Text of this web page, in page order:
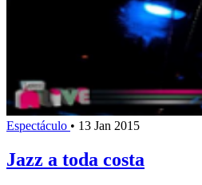
Espectáculo • 13 Jan 2015
Jazz a toda costa